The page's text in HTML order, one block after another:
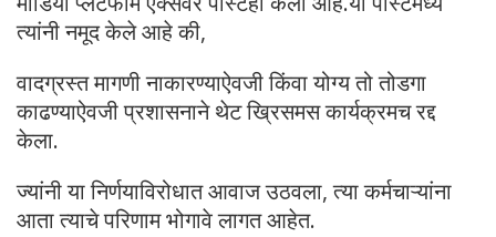
त्यांनी नमूद केले आहे की,
वादग्रस्त मागणी नाकारण्याऐवजी किंवा योग्य तो तोडगा
काढण्याऐवजी प्रशासनाने थेट ख्रिसमस कार्यक्रमच रद्द
केला.
ज्यांनी या निर्णयाविरोधात आवाज उठवला, त्या कर्मचाऱ्यांना
आता त्याचे परिणाम भोगावे लागत आहेत.